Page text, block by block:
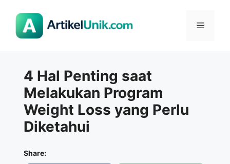
Menu
4 Hal Penting saat
Melakukan Program
Weight Loss yang Perlu
Diketahui
Share: